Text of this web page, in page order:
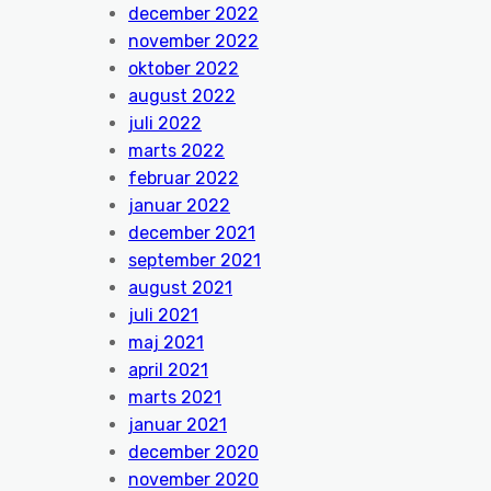
december 2022
november 2022
oktober 2022
august 2022
juli 2022
marts 2022
februar 2022
januar 2022
december 2021
september 2021
august 2021
juli 2021
maj 2021
april 2021
marts 2021
januar 2021
december 2020
november 2020